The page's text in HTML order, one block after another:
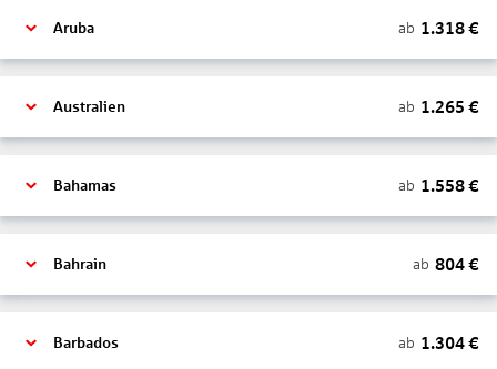
Aruba ab 1.318€
Australien ab 1.265 €
Bahamas ab 1.558€
Bahrain ab 804€
Barbados ab 1.304€